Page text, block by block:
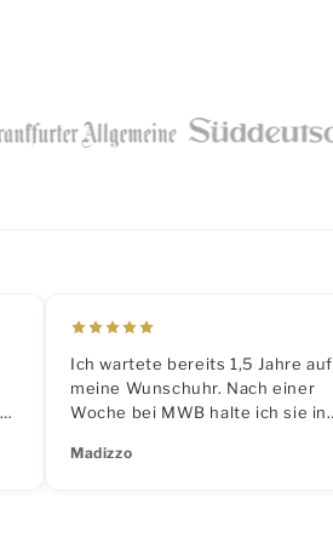
Ich wartete bereits 1,5 Jahre auf
meine Wunschuhr. Nach einer
Woche bei MWB halte ich sie in
professionell und zuverlässig.
Madizzo